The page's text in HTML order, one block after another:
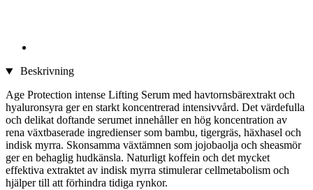
Beskrivning
Age Protection intense Lifting Serum med havtornsbärextrakt och
hyaluronsyra ger en starkt koncentrerad intensivvård. Det värdefulla
och delikat doftande serumet innehåller en hög koncentration av
rena växtbaserade ingredienser som bambu, tigergräs, häxhasel och
indisk myrra. Skonsamma växtämnen som jojobaolja och sheasmör
ger en behaglig hudkänsla. Naturligt koffein och det mycket
effektiva extraktet av indisk myrra stimulerar cellmetabolism och
hjälper till att förhindra tidiga rynkor.